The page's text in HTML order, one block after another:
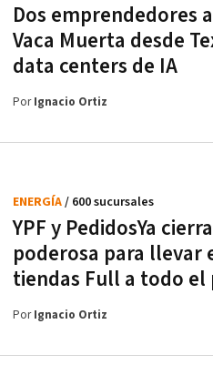
Dos emprendedores
Vaca Muerta desde
data centers de IA
PorIgnacio Ortiz
YPF y PedidosYa
poderosa para llevar
tiendas Full a todo el
ENERGÍA/ 600 sucursales
PorIgnacio Ortiz